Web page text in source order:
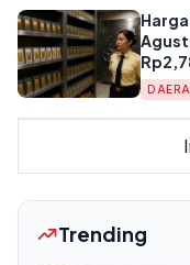
Trending